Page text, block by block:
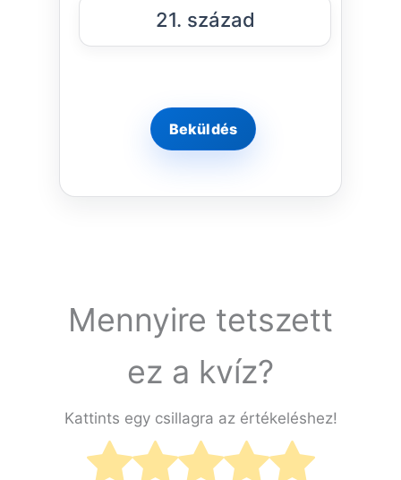
21. század
Mennyire tetszett
ez a kvíz?
Kattints egy csillagra az értékeléshez!